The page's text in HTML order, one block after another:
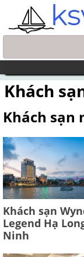
Skip to main content
Khách
Khách sạn
Khách sạn
Legend Hạ
Ninh